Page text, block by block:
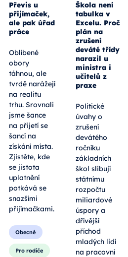
Převis u
přijímaček,
ale pak úřad
práce
Oblíbené
obory
táhnou, ale
tvrdě narážejí
na realitu
trhu. Srovnali
jsme šance
na přijetí se
šancí na
získání místa.
Zjistěte, kde
se jistota
uplatnění
potkává se
snazšími
přijímačkami.
Obecné
Pro rodiče
Škola není
tabulka v
Excelu. Proč
plán na
zrušení
deváté třídy
narazil u
ministra i
učitelů z
praxe
Politické
úvahy o
zrušení
devátého
ročníku
základních
škol slibují
státnímu
rozpočtu
miliardové
úspory a
dřívější
příchod
mladých lidí
na pracovní